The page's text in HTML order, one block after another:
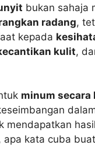
bukan sahaja
radang,
kepada
kulit,
minum secara
mendapatkan
apa kata cuba buat